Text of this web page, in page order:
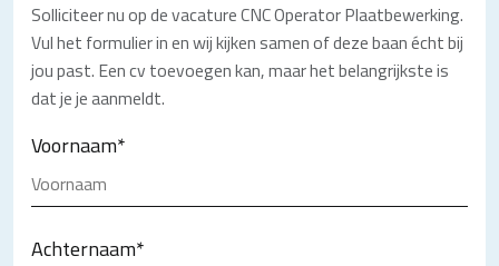
Solliciteer nu op de vacature CNC Operator Plaatbewerking.
Vul het formulier in en wij kijken samen of deze baan écht bij
jou past. Een cv toevoegen kan, maar het belangrijkste is
dat je je aanmeldt.
Voornaam*
Achternaam*